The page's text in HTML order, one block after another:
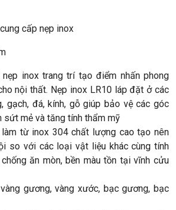
cấp nẹp inox
nẹp inox trang trí tạo điểm nhấn phong
nội thất. Nẹp inox LR10 láp đặt ở các
gạch, đá, kính, gỗ giúp bảo vệ các góc
sứt mẻ và tăng tính thẩm mỹ
từ inox 304 chất lượng cao tạo nên
so với các loại vật liệu khác cùng tính
ăn mòn, bền màu tồn tại vĩnh cửu
gương, vàng xước, bạc gương, bạc